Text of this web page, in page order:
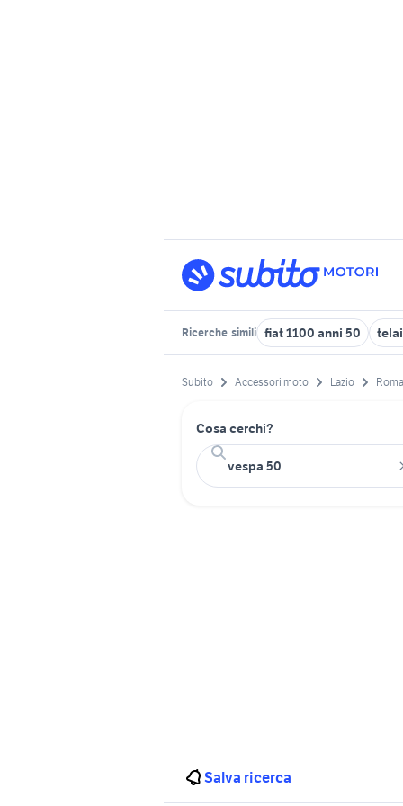
Ricerche simili fiat 1100 anni 50
Subito Accessori moto Lazio
Cosa cerchi?
Salva ricerca